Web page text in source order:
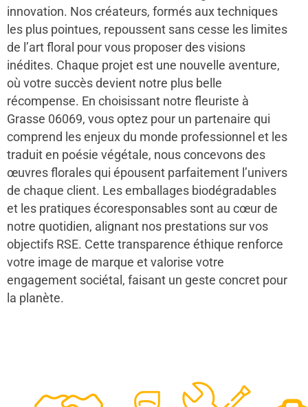
innovation. Nos créateurs, formés aux techniques
les plus pointues, repoussent sans cesse les limites
de l’art floral pour vous proposer des visions
inédites. Chaque projet est une nouvelle aventure,
où votre succès devient notre plus belle
récompense. En choisissant notre fleuriste à
Grasse 06069, vous optez pour un partenaire qui
comprend les enjeux du monde professionnel et les
traduit en poésie végétale, nous concevons des
œuvres florales qui épousent parfaitement l’univers
de chaque client. Les emballages biodégradables
et les pratiques écoresponsables sont au cœur de
notre quotidien, alignant nos prestations sur vos
objectifs RSE. Cette transparence éthique renforce
votre image de marque et valorise votre
engagement sociétal, faisant un geste concret pour
la planète.
48 50